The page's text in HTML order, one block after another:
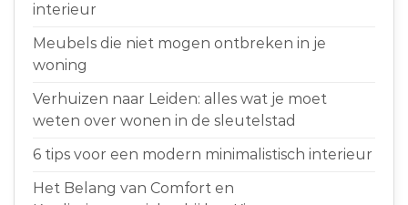
interieur
Meubels die niet mogen ontbreken in je
woning
Verhuizen naar Leiden: alles wat je moet
weten over wonen in de sleutelstad
6 tips voor een modern minimalistisch interieur
Het Belang van Comfort en